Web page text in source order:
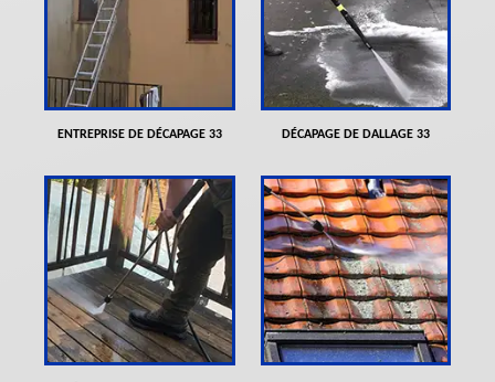
ENTREPRISE DE DÉCAPAGE 33 DÉCAPAGE DE DALLAGE 33